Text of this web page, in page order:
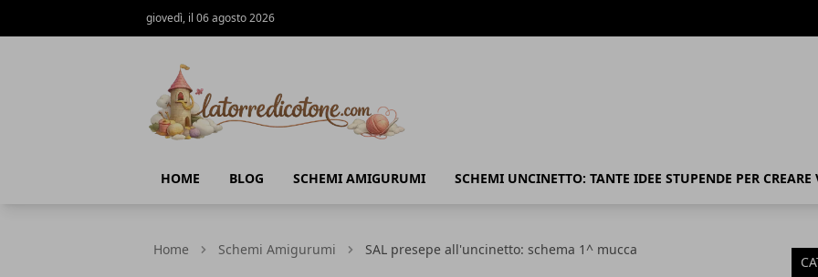
giovedì, il 06 agosto 2026
HOME BLOG SCHEMI AMIGURUMI SCHEMI UNCINETTO: TANTE IDEE STUPENDE PER
Home Schemi Amigurumi SAL presepe all'uncinetto: schema 1^ mucca